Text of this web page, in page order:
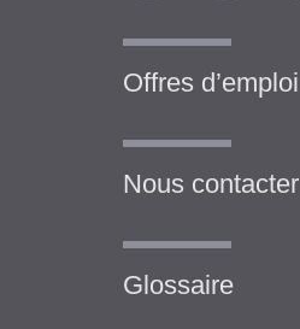
Offres d’emploi
Nous contacter
Glossaire